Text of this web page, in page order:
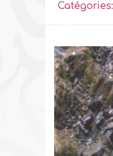
Catégories: